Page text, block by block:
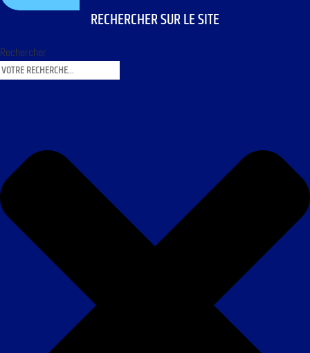
RECHERCHER SUR LE SITE
Rechercher